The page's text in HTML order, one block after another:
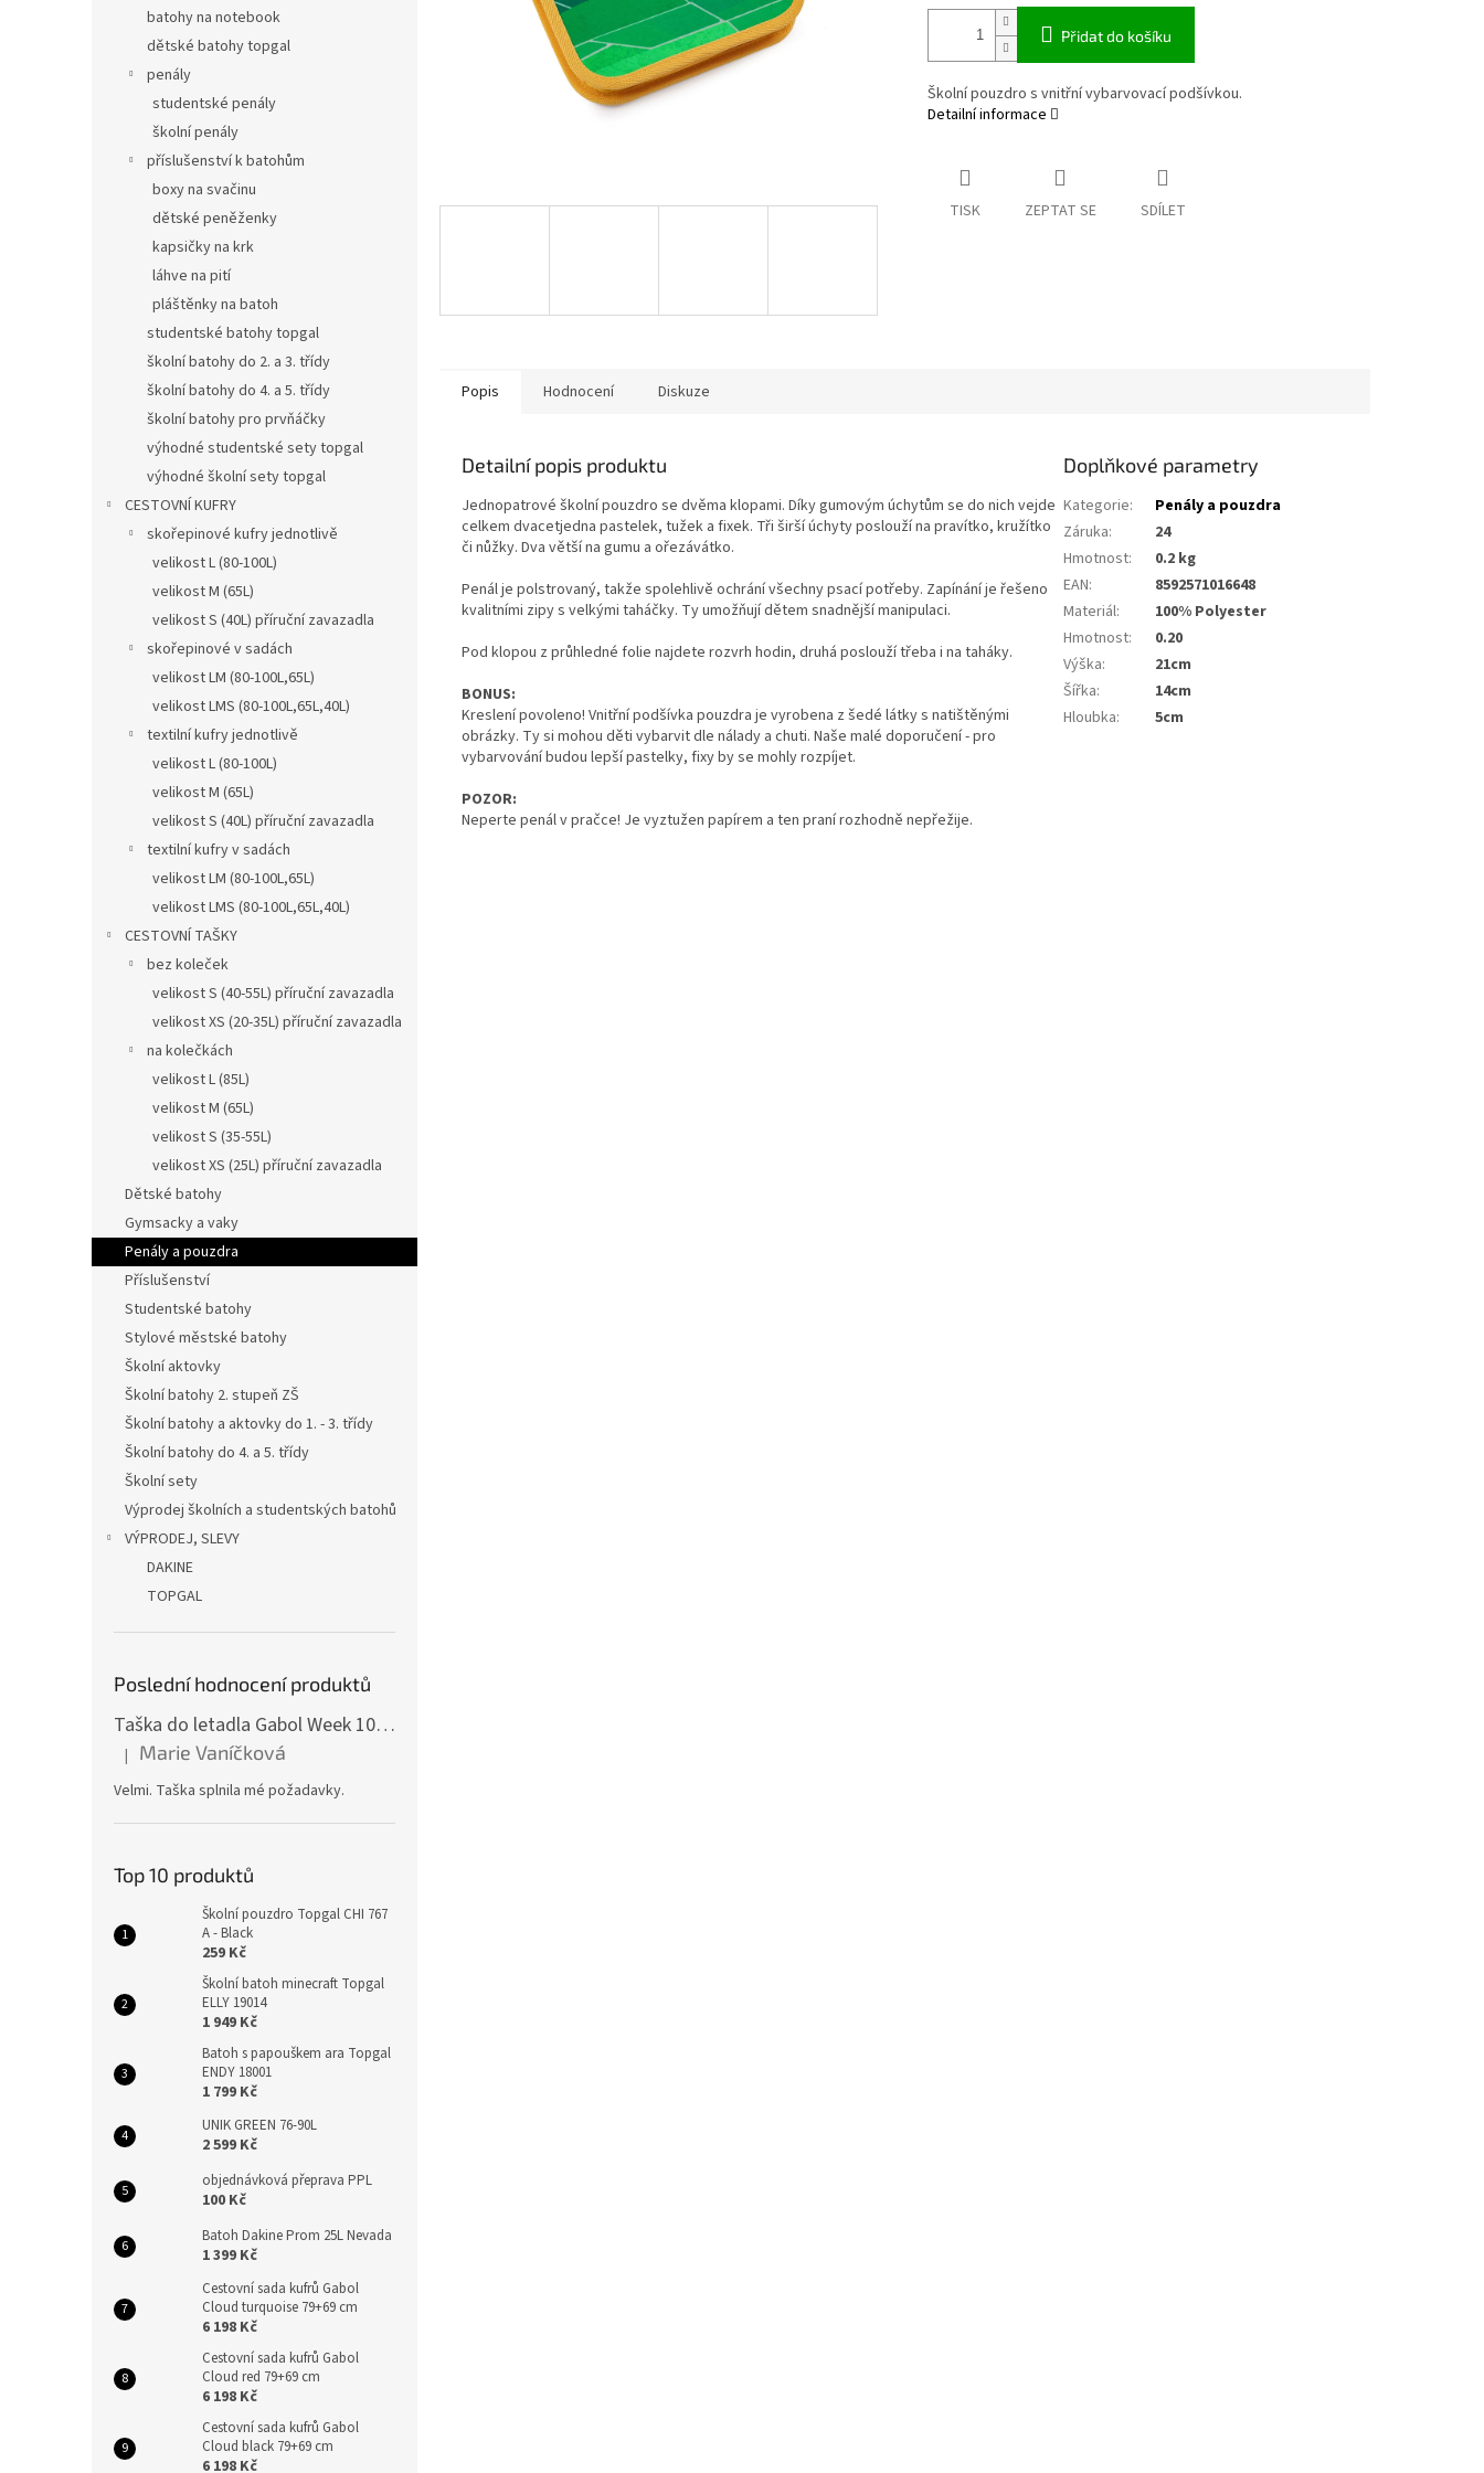
batohy na notebook
dětské batohy topgal
penály
studentské penály
školní penály
příslušenství k batohům
boxy na svačinu
dětské peněženky
kapsičky na krk
láhve na pití
pláštěnky na batoh
studentské batohy topgal
školní batohy do 2. a 3. třídy
školní batohy do 4. a 5. třídy
školní batohy pro prvňáčky
výhodné studentské sety topgal
výhodné školní sety topgal
CESTOVNÍ KUFRY
skořepinové kufry jednotlivě
velikost L (80-100L)
velikost M (65L)
velikost S (40L) příruční zavazadla
skořepinové v sadách
velikost LM (80-100L,65L)
velikost LMS (80-100L,65L,40L)
textilní kufry jednotlivě
velikost L (80-100L)
velikost M (65L)
velikost S (40L) příruční zavazadla
textilní kufry v sadách
velikost LM (80-100L,65L)
velikost LMS (80-100L,65L,40L)
CESTOVNÍ TAŠKY
bez koleček
velikost S (40-55L) příruční zavazadla
velikost XS (20-35L) příruční zavazadla
na kolečkách
velikost L (85L)
velikost M (65L)
velikost S (35-55L)
velikost XS (25L) příruční zavazadla
Dětské batohy
Gymsacky a vaky
Penály a pouzdra
Příslušenství
Studentské batohy
Stylové městské batohy
Školní aktovky
Školní batohy 2. stupeň ZŠ
Školní batohy a aktovky do 1. - 3. třídy
Školní batohy do 4. a 5. třídy
Školní sety
Výprodej školních a studentských batohů
VÝPRODEJ, SLEVY
DAKINE
TOPGAL
Poslední hodnocení produktů
Taška do letadla Gabol Week 100510 red
Hodnocení produktu je 5 z 5 hvězdiček.
| Marie Vaníčková
Velmi. Taška splnila mé požadavky.
Top 10 produktů
Školní pouzdro Topgal CHI 767
A - Black
259 Kč
Školní batoh minecraft Topgal
ELLY 19014
1 949 Kč
Batoh s papouškem ara Topgal
ENDY 18001
1 799 Kč
UNIK GREEN 76-90L
2 599 Kč
objednávková přeprava PPL
100 Kč
Batoh Dakine Prom 25L Nevada
1 399 Kč
Cestovní sada kufrů Gabol
Cloud turquoise 79+69 cm
6 198 Kč
Cestovní sada kufrů Gabol
Cloud red 79+69 cm
6 198 Kč
Cestovní sada kufrů Gabol
Cloud black 79+69 cm
6 198 Kč
Přidat do košíku
Školní pouzdro s vnitřní vybarvovací podšívkou.
Detailní informace
TISK ZEPTAT SE SDÍLET
Popis Hodnocení Diskuze
Detailní popis produktu
Jednopatrové školní pouzdro se dvěma klopami. Díky gumovým úchytům se do nich vejde
celkem dvacetjedna pastelek, tužek a fixek. Tři širší úchyty poslouží na pravítko, kružítko
či nůžky. Dva větší na gumu a ořezávátko.
Penál je polstrovaný, takže spolehlivě ochrání všechny psací potřeby. Zapínání je řešeno
kvalitními zipy s velkými taháčky. Ty umožňují dětem snadnější manipulaci.
Pod klopou z průhledné folie najdete rozvrh hodin, druhá poslouží třeba i na taháky.
BONUS:
Kreslení povoleno! Vnitřní podšívka pouzdra je vyrobena z šedé látky s natištěnými
obrázky. Ty si mohou děti vybarvit dle nálady a chuti. Naše malé doporučení - pro
vybarvování budou lepší pastelky, fixy by se mohly rozpíjet.
POZOR:
Neperte penál v pračce! Je vyztužen papírem a ten praní rozhodně nepřežije.
Doplňkové parametry
Kategorie:
Penály a pouzdra
Záruka:
24
Hmotnost:
0.2 kg
EAN:
8592571016648
Materiál:
100% Polyester
Hmotnost:
0.20
Výška:
21cm
Šířka:
14cm
Hloubka: 5cm